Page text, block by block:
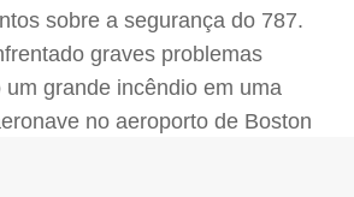
sobre a segurança do 787.
graves problemas
um grande incêndio em uma
no aeroporto de Boston